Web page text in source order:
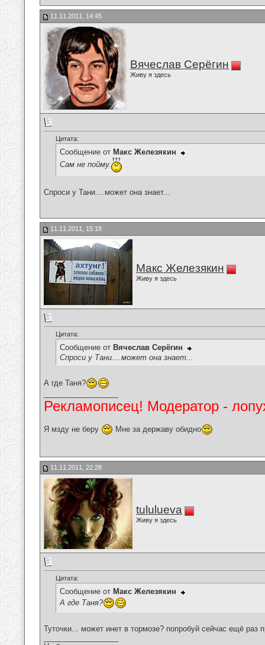
11.11.2011, 14:45
Вячеслав Серёгин
Живу я здесь
Цитата:
Сообщение от Макс Железякин
Сам не пойму.
Спроси у Тани....может она знает...
11.11.2011, 15:18
Макс Железякин
Живу я здесь
Цитата:
Сообщение от Вячеслав Серёгин
Спроси у Тани....может она знает...
А где Таня?
Рекламописец! Модератор -
Я мзду не беру Мне за державу обидно
11.11.2011, 22:28
tululueva
Живу я здесь
Цитата:
Сообщение от Макс Железякин
А где Таня?
Туточки... может инет в тормозе? попробуй сейчас ещё раз